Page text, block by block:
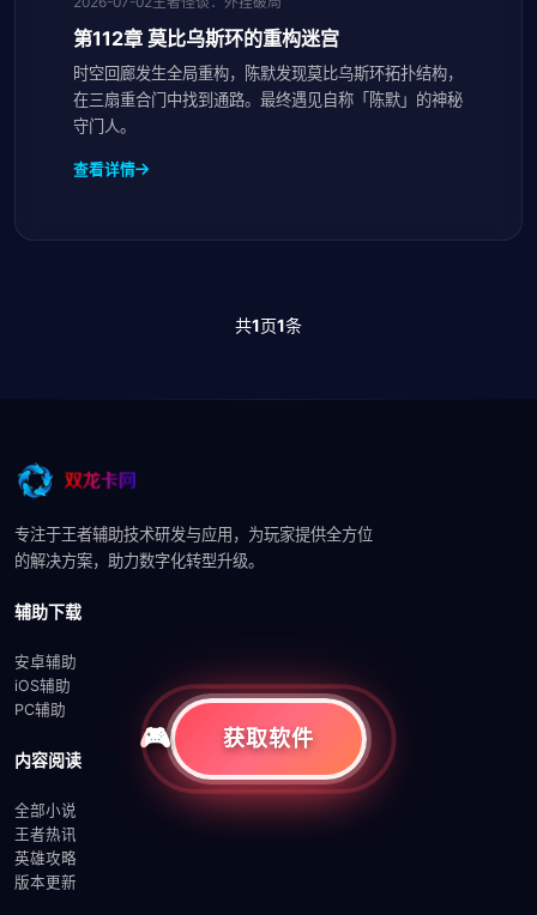
第112章 莫比乌斯环的重构迷宫
时空回廊发生全局重构，陈默发现莫比乌斯环拓扑结构，
在三扇重合门中找到通路。最终遇见自称「陈默」的神秘
守门人。
查看详情
共1页1条
专注于王者辅助技术研发与应用，为玩家提供全方位
的解决方案，助力数字化转型升级。
辅助下载
安卓辅助
iOS辅助
PC辅助
内容阅读
全部小说
王者热讯
英雄攻略
版本更新
获取软件